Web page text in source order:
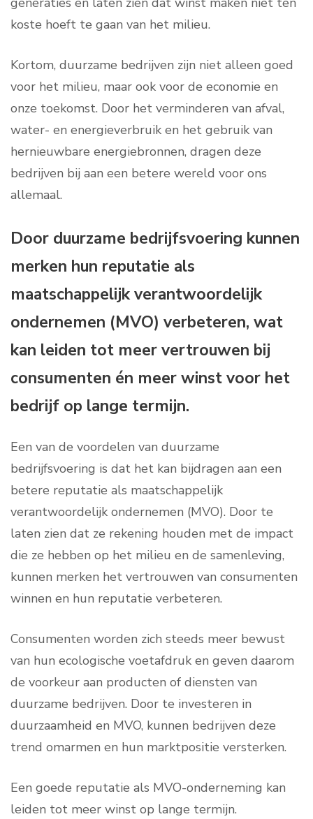
koste hoeft te gaan van het milieu.
Kortom, duurzame bedrijven zijn niet alleen goed
voor het milieu, maar ook voor de economie en
onze toekomst. Door het verminderen van afval,
water- en energieverbruik en het gebruik van
hernieuwbare energiebronnen, dragen deze
bedrijven bij aan een betere wereld voor ons
allemaal.
Door duurzame bedrijfsvoering kunnen
merken hun reputatie als
maatschappelijk verantwoordelijk
ondernemen (MVO) verbeteren, wat
kan leiden tot meer vertrouwen bij
consumenten én meer winst voor het
bedrijf op lange termijn.
Een van de voordelen van duurzame
bedrijfsvoering is dat het kan bijdragen aan een
betere reputatie als maatschappelijk
verantwoordelijk ondernemen (MVO). Door te
laten zien dat ze rekening houden met de impact
die ze hebben op het milieu en de samenleving,
kunnen merken het vertrouwen van consumenten
winnen en hun reputatie verbeteren.
Consumenten worden zich steeds meer bewust
van hun ecologische voetafdruk en geven daarom
de voorkeur aan producten of diensten van
duurzame bedrijven. Door te investeren in
duurzaamheid en MVO, kunnen bedrijven deze
trend omarmen en hun marktpositie versterken.
Een goede reputatie als MVO-onderneming kan
leiden tot meer winst op lange termijn.